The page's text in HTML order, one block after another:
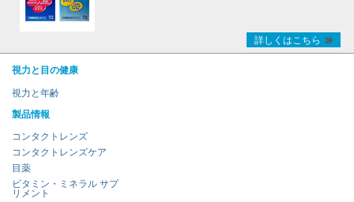
詳しくはこちら
視力と目の健康
視力と年齢
製品情報
コンタクトレンズ
コンタクトレンズケア
目薬
ビタミン・ミネラル サプ
リメント